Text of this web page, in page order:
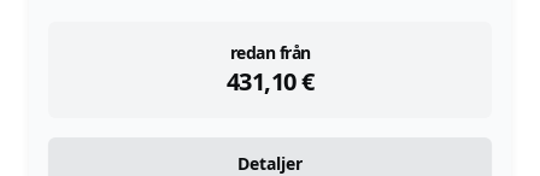
redan från
431,10€
instock
Detaljer